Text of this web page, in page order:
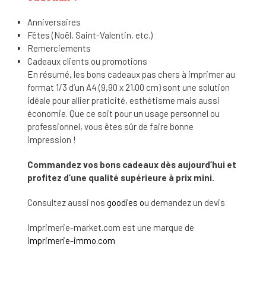
Anniversaires
Fêtes (Noël, Saint-Valentin, etc.)
Remerciements
Cadeaux clients ou promotions
En résumé, les bons cadeaux pas chers à imprimer au
format 1/3 d’un A4 (9,90 x 21,00 cm) sont une solution
idéale pour allier praticité, esthétisme mais aussi
économie. Que ce soit pour un usage personnel ou
professionnel, vous êtes sûr de faire bonne
impression !
Commandez vos bons cadeaux dès aujourd’hui et
profitez d’une qualité supérieure à prix mini.
Consultez aussi nos goodies ou demandez un devis
Imprimerie-market.com est une marque de
imprimerie-immo.com